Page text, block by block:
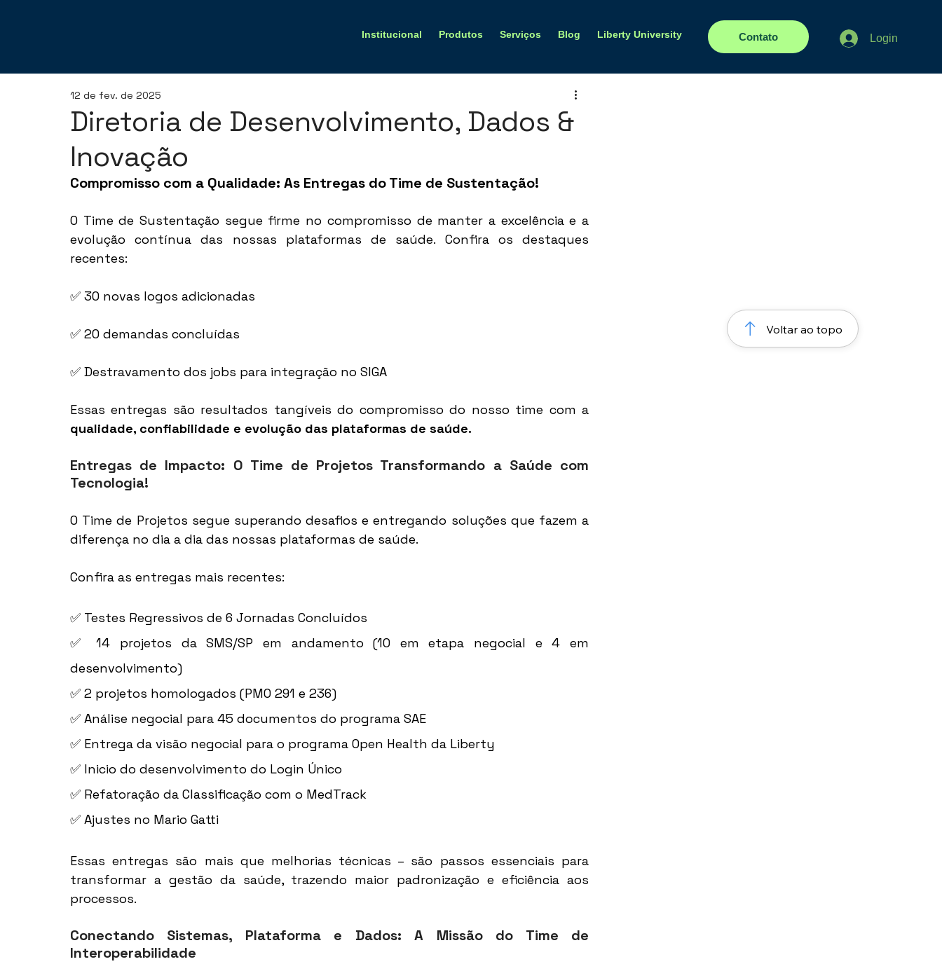
Institucional Produtos Serviços Blog Liberty University Contato Login
Diretoria de Desenvolvimento, Dados &
Inovação
12 de fev. de 2025
Compromisso com a Qualidade: As Entregas do Time de Sustentação!
O Time de Sustentação segue firme no compromisso de manter a excelência e a
evolução contínua das nossas plataformas de saúde. Confira os destaques
recentes:
✅ 30 novas logos adicionadas
✅ 20 demandas concluídas
✅ Destravamento dos jobs para integração no SIGA
qualidade, confiabilidade e evolução das plataformas de saúde.
Entregas de Impacto: O Time de Projetos Transformando a Saúde com
Tecnologia!
O Time de Projetos segue superando desafios e entregando soluções que fazem a
diferença no dia a dia das nossas plataformas de saúde.
Confira as entregas mais recentes:
✅ Testes Regressivos de 6 Jornadas Concluídos
✅ 14 projetos da SMS/SP em andamento (10 em etapa negocial e 4 em
desenvolvimento)
✅ 2 projetos homologados (PMO 291 e 236)
✅ Análise negocial para 45 documentos do programa SAE
✅ Entrega da visão negocial para o programa Open Health da Liberty
✅ Inicio do desenvolvimento do Login Único
✅ Refatoração da Classificação com o MedTrack
✅ Ajustes no Mario Gatti
Essas entregas são mais que melhorias técnicas – são passos essenciais para
transformar a gestão da saúde, trazendo maior padronização e eficiência aos
processos.
Conectando Sistemas, Plataforma e Dados: A Missão do Time de
Interoperabilidade
Voltar ao topo